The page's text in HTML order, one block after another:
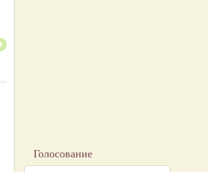
Голосование